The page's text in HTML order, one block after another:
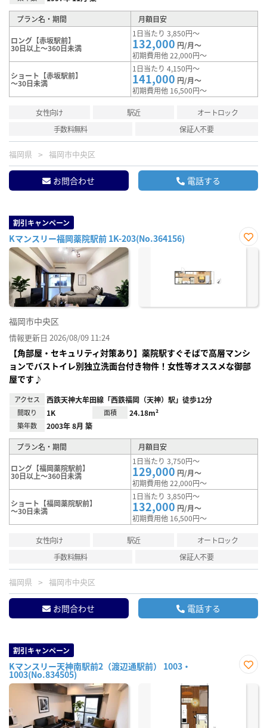
プラン名・期間 月額目安
ロング【赤坂駅前】
30日以上～360日未満
1日当たり 3,850円～
132,000 円/月～
初期費用他 22,000円～
ショート【赤坂駅前】
～30日未満
1日当たり 4,150円～
141,000 円/月～
初期費用他 16,500円～
女性向け 駅近
オートロック
手数料無料
保証人不要
福岡県 福岡市中央区
お問合わせ 電話する
割引キャンペーン
Kマンスリー福岡薬院駅前 1K-203(No.364156)
お気
福岡市中央区
情報更新日 2026/08/09 11:24
【角部屋・セキュリティ対策あり】薬院駅すぐそばで高層マンシ
ョンでバストイレ別独立洗面台付き物件！女性等オススメな御部
屋です♪
アクセス 西鉄天神大牟田線「西鉄福岡（天神）駅」徒歩12分
間取り 1K 面積 24.18m²
築年数 2003年 8月 築
プラン名・期間 月額目安
ロング【福岡薬院駅前】
30日以上～360日未満
1日当たり 3,750円～
129,000 円/月～
初期費用他 22,000円～
ショート【福岡薬院駅前】
～30日未満
1日当たり 3,850円～
132,000 円/月～
初期費用他 16,500円～
女性向け 駅近
オートロック
手数料無料
保証人不要
福岡県 福岡市中央区
お問合わせ 電話する
割引キャンペーン
Kマンスリー天神南駅前2（渡辺通駅前） 1003・
1003(No.834505)
に入